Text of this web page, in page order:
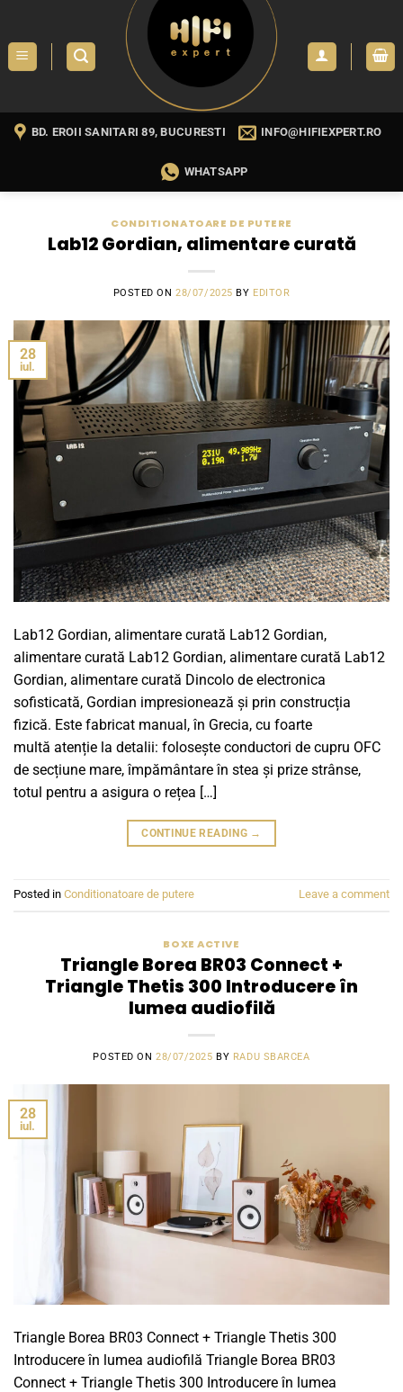
content
BD. EROII SANITARI 89, BUCURESTI INFO@HIFIEXPERT.RO
WHATSAPP
CONDITIONATOARE DE PUTERE
Lab12 Gordian, alimentare curată
POSTED ON28/07/2025 BY EDITOR
28
iul.
Lab12 Gordian, alimentare curată Lab12 Gordian,
alimentare curată Lab12 Gordian, alimentare curată Lab12
Gordian, alimentare curată Dincolo de electronica
sofisticată, Gordian impresionează și prin construcția
fizică. Este fabricat manual, în Grecia, cu foarte
multă atenție la detalii: folosește conductori de cupru OFC
de secțiune mare, împământare în stea și prize strânse,
totul pentru a asigura o rețea […]
CONTINUE READING →
Posted in Conditionatoare de putere Leave a comment
BOXE ACTIVE
Triangle Borea BR03 Connect +
Triangle Thetis 300 Introducere în
lumea audiofilă
POSTED ON 28/07/2025 BY RADU SBARCEA
28
iul.
Triangle Borea BR03 Connect + Triangle Thetis 300
Introducere în lumea audiofilă Triangle Borea BR03
Connect + Triangle Thetis 300 Introducere în lumea